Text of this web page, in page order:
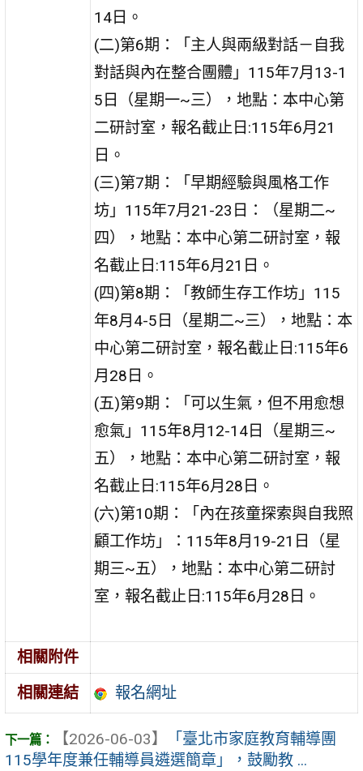
14日。
(二)第6期：「主人與兩級對話－自我
對話與內在整合團體」115年7月13-1
5日（星期一~三），地點：本中心第
二研討室，報名截止日:115年6月21
日。
(三)第7期：「早期經驗與風格工作
坊」115年7月21-23日：（星期二~
四），地點：本中心第二研討室，報
名截止日:115年6月21日。
(四)第8期：「教師生存工作坊」115
年8月4-5日（星期二~三），地點：本
中心第二研討室，報名截止日:115年6
月28日。
(五)第9期：「可以生氣，但不用愈想
愈氣」115年8月12-14日（星期三~
五），地點：本中心第二研討室，報
名截止日:115年6月28日。
(六)第10期：「內在孩童探索與自我照
顧工作坊」：115年8月19-21日（星
期三~五），地點：本中心第二研討
室，報名截止日:115年6月28日。
相關附件
相關連結
報名網址
【2026-06-03】
「臺北市家庭教育輔導團
115學年度兼任輔導員遴選簡章」，鼓勵教 ...